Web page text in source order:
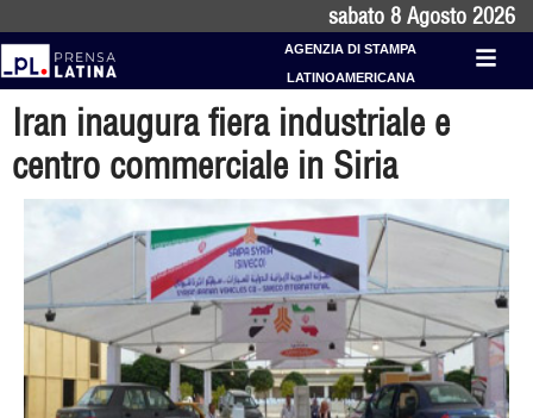
sabato 8 Agosto 2026
AGENZIA DI STAMPA
LATINOAMERICANA
Iran inaugura fiera industriale e
centro commerciale in Siria